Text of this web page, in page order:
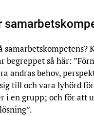
samarbetskompetens?
begreppet så här:
andras behov,
till och vara lyhörd
i en grupp; och för att